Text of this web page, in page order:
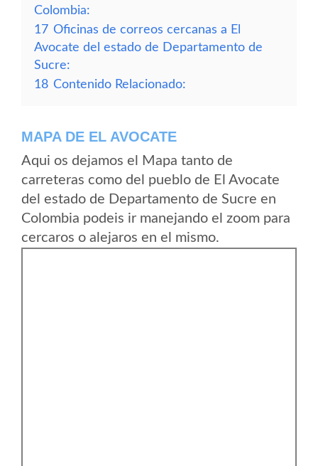
Colombia:
17 Oficinas de correos cercanas a El
Avocate del estado de Departamento de
Sucre:
18 Contenido Relacionado:
MAPA DE EL AVOCATE
Aqui os dejamos el Mapa tanto de
carreteras como del pueblo de El Avocate
del estado de Departamento de Sucre en
Colombia podeis ir manejando el zoom para
cercaros o alejaros en el mismo.